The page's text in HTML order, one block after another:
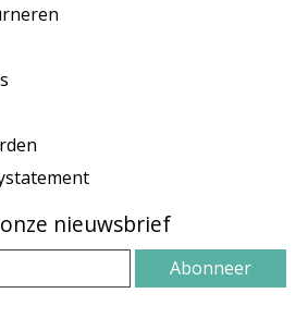
nieuwsbrief
Abonneer